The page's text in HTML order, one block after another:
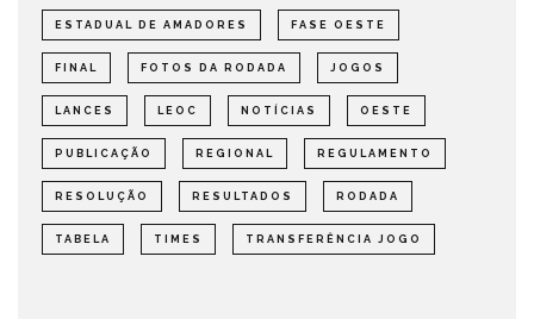
ESTADUAL DE AMADORES FASE OESTE
FINAL FOTOS DA RODADA JOGOS
LANCES LEOC NOTÍCIAS OESTE
PUBLICAÇÃO REGIONAL REGULAMENTO
RESOLUÇÃO RESULTADOS RODADA
TABELA TIMES TRANSFERÊNCIA JOGO